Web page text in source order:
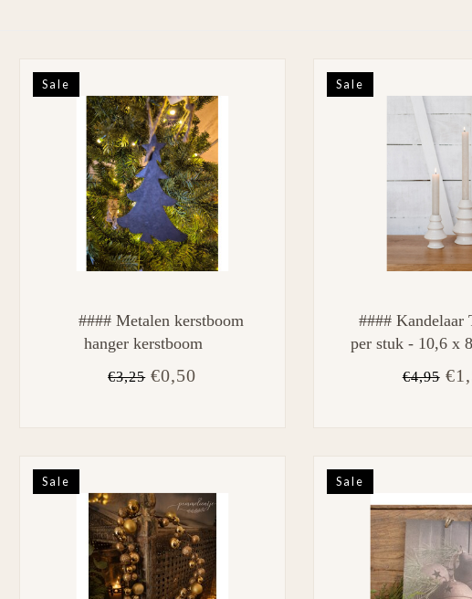
Sale
#### Metalen kerstboom
hanger kerstboom
€3,25€0,50
Sale
#### Kandelaar
per stuk - 10,6 x
€4,95
Sale Sale